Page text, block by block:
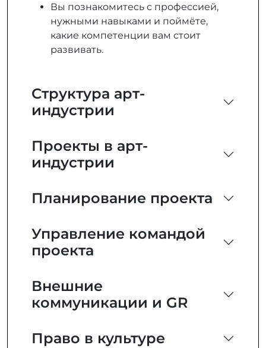
Вы познакомитесь с профессией,
нужными навыками и поймёте,
какие компетенции вам стоит
развивать.
Структура арт-
индустрии
Проекты в арт-
индустрии
Планирование проекта
Управление командой
проекта
Внешние
коммуникации и GR
Право в культуре